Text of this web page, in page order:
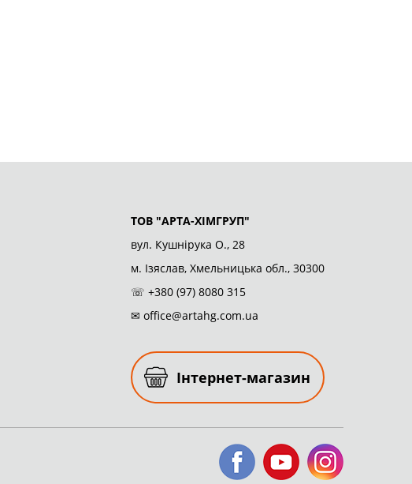
ТОВ "АРТА-ХІМГРУП"
вул. Кушнірука О., 28
м. Ізяслав, Хмельницька обл., 30300
☏ +380 (97) 8080 315
✉ office@artahg.com.ua
Інтернет-магазин
Ми у ФейсбуціМи у YoutubeМи у Instagram